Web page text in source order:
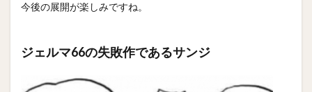
今後の展開が楽しみですね。
ジェルマ66の失敗作であるサンジ